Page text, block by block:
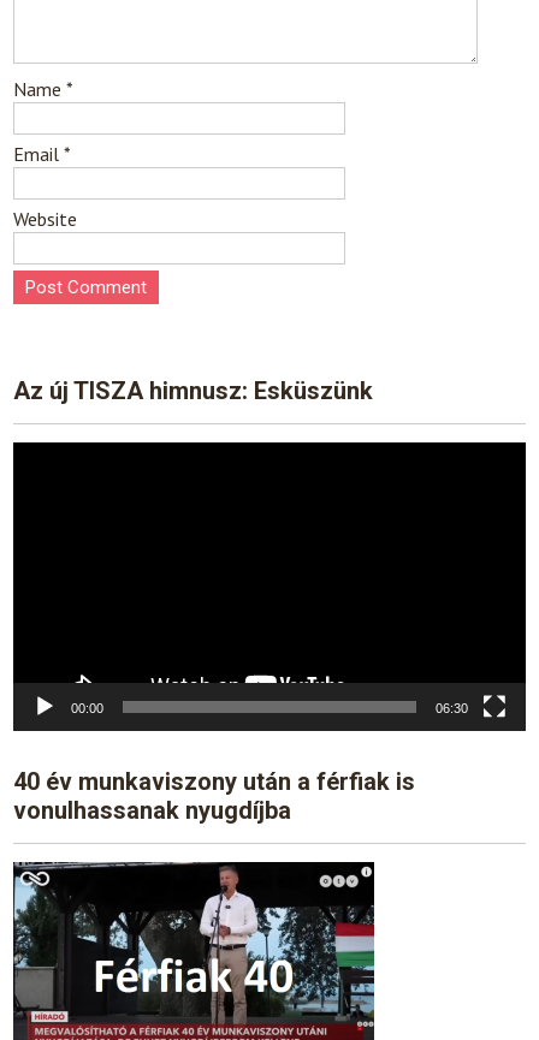
Name*
Email*
Website
Az új TISZA himnusz: Esküszünk
00:00 06:30
40 év munkaviszony után a férfiak is
vonulhassanak nyugdíjba